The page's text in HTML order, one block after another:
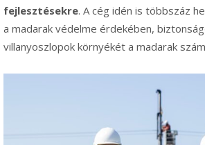
fejlesztésekre. A cég idén is többszáz
a madarak védelme érdekében,
villanyoszlopok környékét a madarak